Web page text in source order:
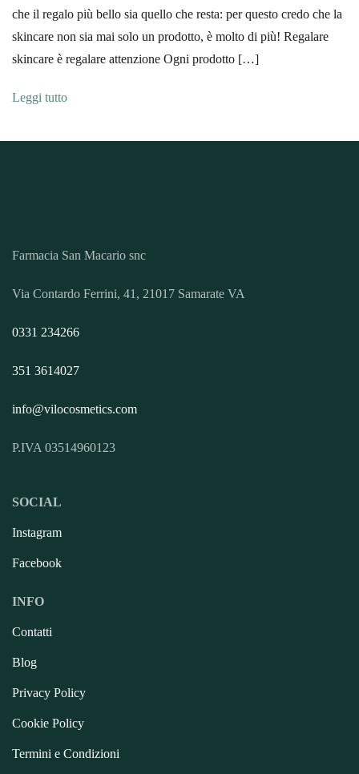
che il regalo più bello sia quello che resta: per questo credo che la
skincare non sia mai solo un prodotto, è molto di più! Regalare
skincare è regalare attenzione Ogni prodotto […]
Leggi tutto
Farmacia San Macario snc
Via Contardo Ferrini, 41, 21017 Samarate VA
0331 234266
351 3614027
info@vilocosmetics.com
P.IVA 03514960123
SOCIAL
Instagram
Facebook
INFO
Contatti
Blog
Privacy Policy
Cookie Policy
Termini e Condizioni